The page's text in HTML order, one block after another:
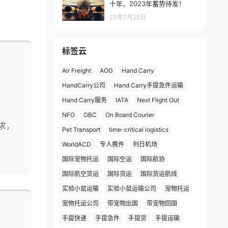
十年，2023年蓄势待发！
23年7月25日
标签云
Air Freight AOG
Hand Carry
HandCarry公司
Hand Carry手提急件运输
Hand Carry服务
IATA
Next Flight Out
NFO
OBC
On Board Courier
Pet Transport
time-critical logistics
WorldACD
专人携件
列日机场
国际宠物托运
国际空运
国际航协
国际航空货运
国际货运
国际货运航线
实验小鼠运输
实验小鼠运输公司
宠物托运
宠物托运公司
带宠物出国
带宠物回国
手提快递
手提急件 手提货 手提运输